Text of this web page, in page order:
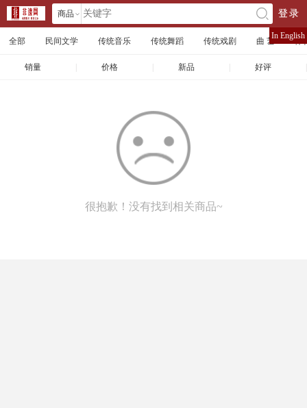
商品 󰄘 登录
全部 民间文学 传统音乐 传统舞蹈 传统戏剧 曲 艺 体
销量 价格 新品 好评
很抱歉！没有找到相关商品~
In English